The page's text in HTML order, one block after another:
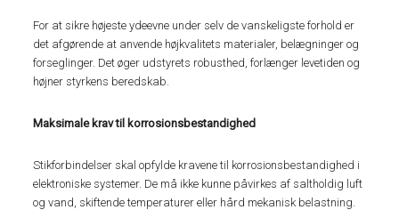
For at sikre højeste ydeevne under selv de vanskeligste forhold er
det afgørende at anvende højkvalitets materialer, belægninger og
forseglinger. Det øger udstyrets robusthed, forlænger levetiden og
højner styrkens beredskab.
Maksimale krav til korrosionsbestandighed
Stikforbindelser skal opfylde kravene til korrosionsbestandighed i
elektroniske systemer. De må ikke kunne påvirkes af saltholdig luft
og vand, skiftende temperaturer eller hård mekanisk belastning.